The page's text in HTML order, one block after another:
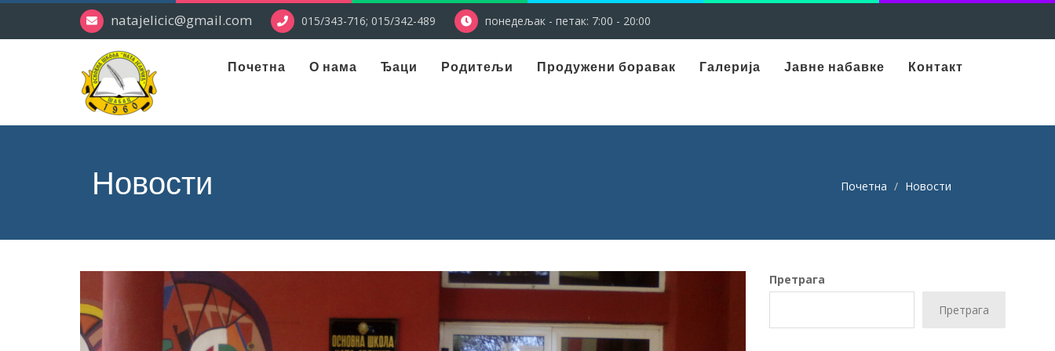
natajelicic@gmail.com 015/343-716; 015/342-489 понедељак - петак: 7:00 - 20:00
Почетна О нама Ђаци Родитељи Продужени боравак Галерија Јавне набавке Контакт
Новости Почетна Новости
Претрага
Претрага